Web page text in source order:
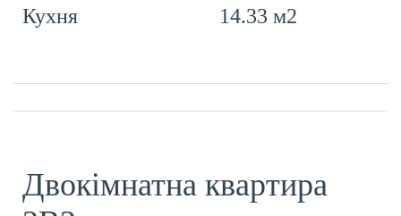
Кухня
14.33 м2
Двокімнатна квартира